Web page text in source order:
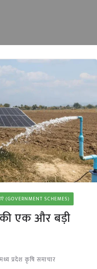
(GOVERNMENT SCHEMES)
की एक और बड़ी
मध्य प्रदेश कृषि समाचार